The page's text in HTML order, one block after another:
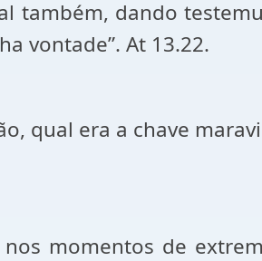
dando
vontade”. At 13.22.
qual era a chave
momentos de